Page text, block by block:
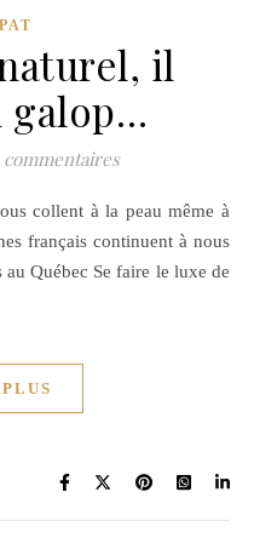
il
galop…
commentaires
français continuent à nous
Québec Se faire le luxe de